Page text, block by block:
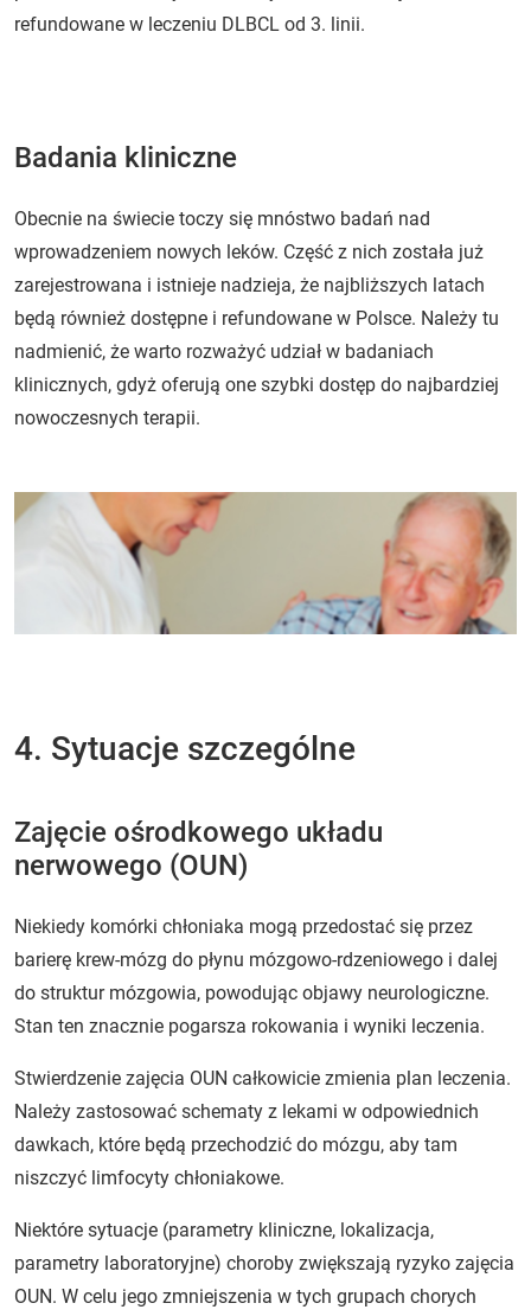
refundowane w leczeniu DLBCL od 3. linii.
Badania kliniczne
Obecnie na świecie toczy się mnóstwo badań nad
wprowadzeniem nowych leków. Część z nich została już
zarejestrowana i istnieje nadzieja, że najbliższych latach
będą również dostępne i refundowane w Polsce. Należy tu
nadmienić, że warto rozważyć udział w badaniach
klinicznych, gdyż oferują one szybki dostęp do najbardziej
nowoczesnych terapii.
4. Sytuacje szczególne
Zajęcie ośrodkowego układu
nerwowego (OUN)
Niekiedy komórki chłoniaka mogą przedostać się przez
barierę krew-mózg do płynu mózgowo-rdzeniowego i dalej
do struktur mózgowia, powodując objawy neurologiczne.
Stan ten znacznie pogarsza rokowania i wyniki leczenia.
Stwierdzenie zajęcia OUN całkowicie zmienia plan leczenia.
Należy zastosować schematy z lekami w odpowiednich
dawkach, które będą przechodzić do mózgu, aby tam
niszczyć limfocyty chłoniakowe.
Niektóre sytuacje (parametry kliniczne, lokalizacja,
parametry laboratoryjne) choroby zwiększają ryzyko zajęcia
OUN. W celu jego zmniejszenia w tych grupach chorych